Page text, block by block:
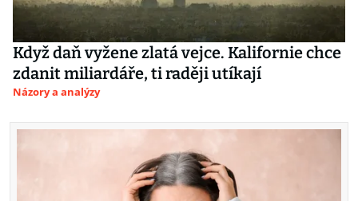
Když daň vyžene zlatá vejce. Kalifornie chce
zdanit miliardáře, ti raději utíkají
Názory a analýzy